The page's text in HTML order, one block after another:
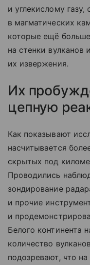
и углекислому
в магматических
которые ещё
на стенки вулканов
их извержения.
Их
цепную
Как показывают
насчитывается
скрытых под
Проводились
зондирование
и прочие
и
Белого континента
количество
подозревают, что